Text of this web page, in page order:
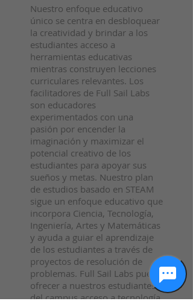
Nuestro enfoque educativo
único se centra en desbloquear
la creatividad y brindar a los
estudiantes acceso a
herramientas educativas
mientras construyen lecciones
curriculares relevantes. Los
facilitadores de Full Sail Labs
son educadores
experimentados con una
pasión por encender la
imaginación y maximizar el
potencial creativo de los
estudiantes para apoyar sus
sueños y metas. Nuestro plan
de estudios basado en STEAM
sigue un enfoque educativo que
incorpora Ciencia, Tecnología,
Ingeniería, Artes y Matemáticas
y ayuda a guiar el aprendizaje
de los estudiantes a través de
proyectos de resolución de
problemas. Full Sail Labs puede
ofrecer a nuestros estudiantes
del campus acceso a tecnología